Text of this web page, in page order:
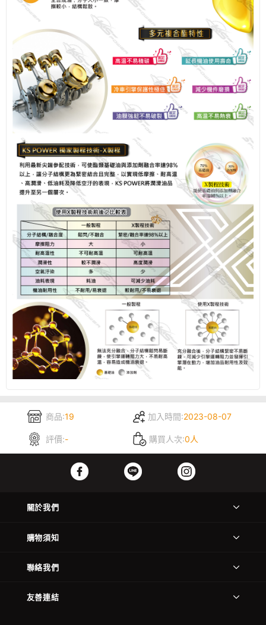
商品:19 加入時間:2023-08-07
評價:- 購買人次:0人
關於我們
購物須知
聯絡我們
友善連結